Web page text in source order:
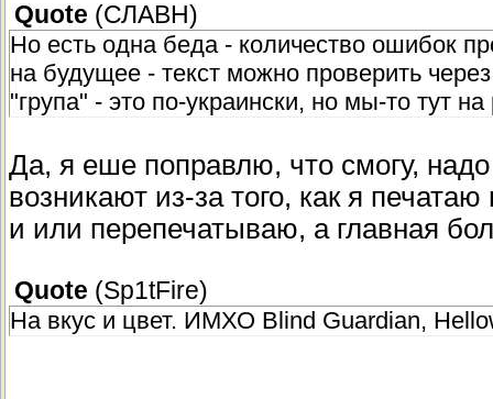
Quote (СЛАВН )
Но есть одна беда - количество ошибок
на будущее - текст можно проверить
"група" - это по-украински, но мы-то тут
Да, я еше поправлю, что смогу,
возникают из-за того, как я
и или перепечатываю, а главная
Quote (Sp1tFire)
На вкус и цвет. ИМХО Blind Guardian,